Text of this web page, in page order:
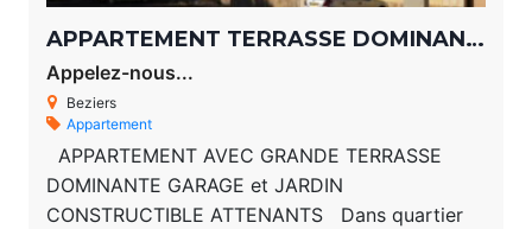
APPARTEMENT TERRASSE DOMINANTE GARAGE et JARDIN CONSTRUCTIBLE
Appelez-nous...
Beziers
Appartement
APPARTEMENT AVEC GRANDE TERRASSE
DOMINANTE GARAGE et JARDIN
CONSTRUCTIBLE ATTENANTS Dans quartier